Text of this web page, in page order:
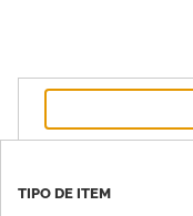
TIPO DE ITEM